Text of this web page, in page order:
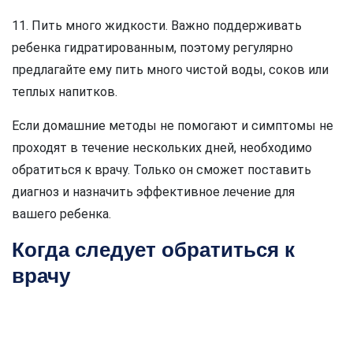
11. Пить много жидкости. Важно поддерживать
ребенка гидратированным, поэтому регулярно
предлагайте ему пить много чистой воды, соков или
теплых напитков.
Если домашние методы не помогают и симптомы не
проходят в течение нескольких дней, необходимо
обратиться к врачу. Только он сможет поставить
диагноз и назначить эффективное лечение для
вашего ребенка.
Когда следует обратиться к
врачу